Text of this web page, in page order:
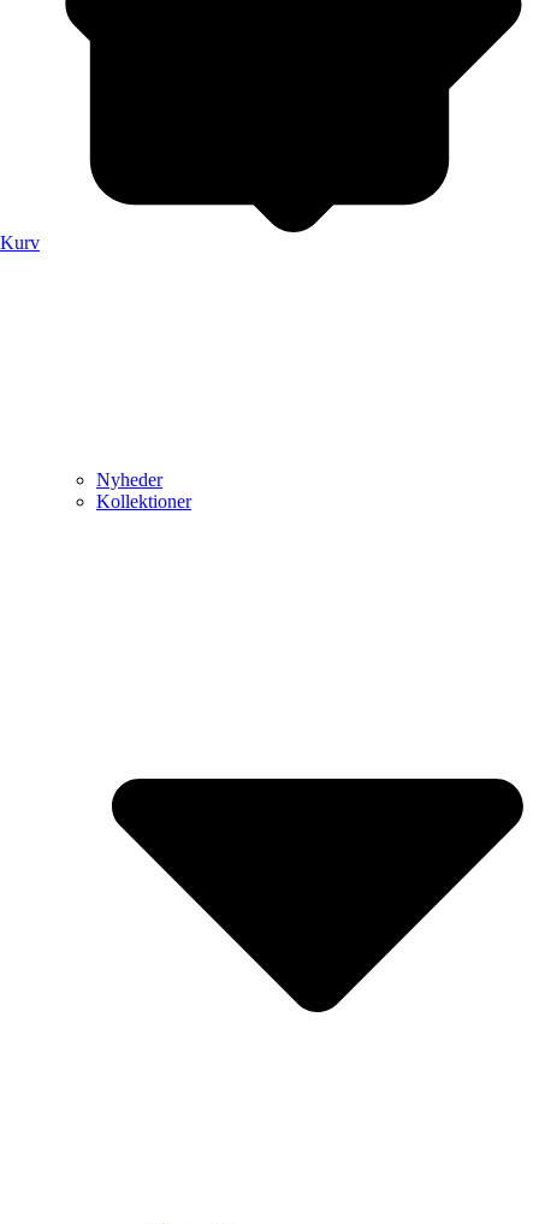
Kurv
Nyheder
Kollektioner